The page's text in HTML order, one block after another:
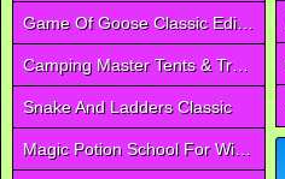
Game Of Goose Classic Edition
Camping Master Tents & Trees
Snake And Ladders Classic
Magic Potion School For Witch